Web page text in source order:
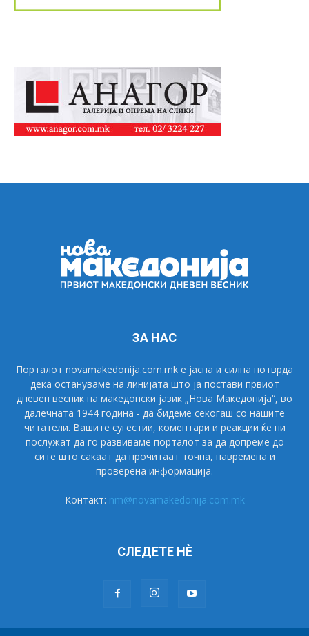
ЗА НАС
Порталот novamakedonija.com.mk е јасна и силна потврда
дека остануваме на линијата што ја постави првиот
дневен весник на македонски јазик „Нова Македонија“, во
далечната 1944 година - да бидеме секогаш со нашите
читатели. Вашите сугестии, коментари и реакции ќе ни
послужат да го развиваме порталот за да допреме до
сите што сакаат да прочитаат точна, навремена и
проверена информација.
Контакт: nm@novamakedonija.com.mk
СЛЕДЕТЕ НÈ